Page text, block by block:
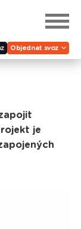
Objednat svoz
je